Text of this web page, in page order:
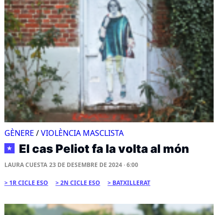
GÈNERE /VIOLÈNCIA MASCLISTA
★ El cas Peliot fa la volta al món
LAURA CUESTA 23 DE DESEMBRE DE 2024 · 6:00
1R CICLE ESO 2N CICLE ESO BATXILLERAT